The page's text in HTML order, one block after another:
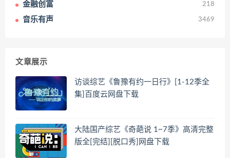
金融创富 218
音乐有声 3469
文章展示
访谈综艺《鲁豫有约一日行》[1-12季全
集]百度云网盘下载
大陆国产综艺《奇葩说 1~7季》高清完整
版全[完结][脱口秀]网盘下载